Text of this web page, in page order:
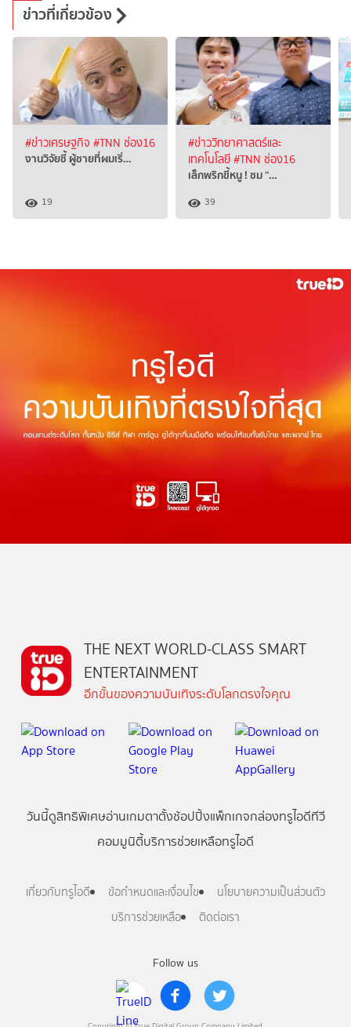
ข่าวที่เกี่ยวข้อง
#ข่าวเศรษฐกิจ #TNN ช่อง16
งานวิจัยชี้ ผู้ชายที่ผมเริ่…
19
#ข่าววิทยาศาสตร์และ
เทคโนโลยี#TNN ช่อง16
เล็กพริกขี้หนู ! ชม “…
39
Follow us
THE NEXT WORLD-CLASS SMART
ENTERTAINMENT
อีกขั้นของความบันเทิงระดับโลกตรงใจคุณ
วันนี้ดูสิทธิพิเศษอ่านเกมตาตั้งช้อปปิ้งแพ็กเกจกล่องทรูไอดีทีวี
คอมมูนิตี้บริการช่วยเหลือทรูไอดี
เกี่ยวกับทรูไอดี ข้อกำหนดและเงื่อนไข
นโยบายความเป็นส่วนตัว
บริการช่วยเหลือ
ติดต่อเรา